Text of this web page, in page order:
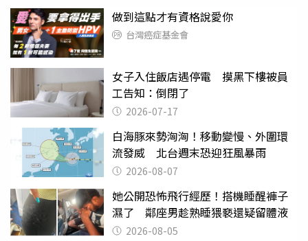
做到這點才有資格說愛你
台灣癌症基金會
女子入住飯店遇停電 摸黑下樓被員
工告知：倒閉了
2026-07-17
白海豚來勢洶洶！移動變慢、外圍環
流發威 北台週末恐迎狂風暴雨
2026-08-07
她公開恐怖飛行經歷！搭機睡醒褲子
濕了 鄰座男趁熟睡猥褻還疑留體液
2026-08-05